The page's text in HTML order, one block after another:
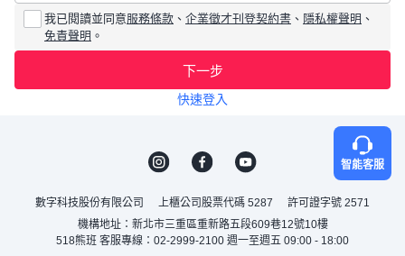
我已閱讀並同意服務條款 、 企業徵才刊登契約書 、 隱私權聲明 、
免責聲明 。
下一步
快速登入
智能客服
數字科技股份有限公司 上櫃公司股票代碼 5287
許可證字號 2571
機構地址：新北市三重區重新路五段609巷12號10樓
518熊班 客服專線：02-2999-2100 週一至週五 09:00 - 18:00